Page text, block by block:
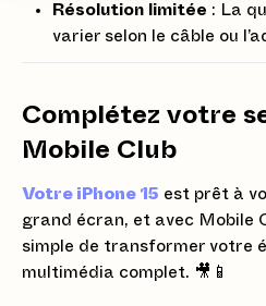
Résolution limitée : La
varier selon le câble ou
Complétez votre
Mobile Club
Votre iPhone 15 est prêt à
grand écran, et avec Mobile
simple de transformer votre
multimédia complet. 🎥📱